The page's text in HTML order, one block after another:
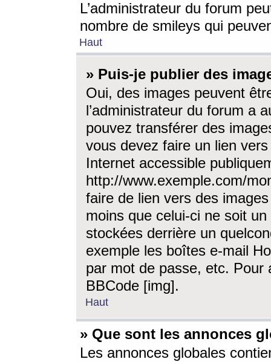
L’administrateur du forum
nombre de smileys qui
Haut
» Puis-je publier des
Oui, des images peuvent
l’administrateur du forum a
pouvez transférer des
vous devez faire un lien
Internet accessible
http://www.exemple.com/
faire de lien vers des
moins que celui-ci ne soit
stockées derrière un
exemple les boîtes e-mail
par mot de passe, etc. Pour
BBCode [img].
Haut
» Que sont les annonces
Les annonces globales